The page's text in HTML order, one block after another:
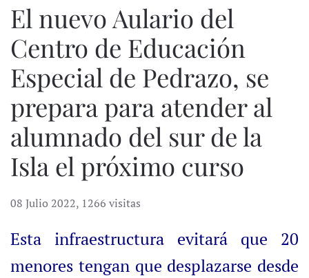
El nuevo Aulario del
Centro de Educación
Especial de Pedrazo, se
prepara para atender al
alumnado del sur de la
Isla el próximo curso
08 Julio 2022, 1266 visitas
Esta infraestructura evitará que 20
menores tengan que desplazarse desde